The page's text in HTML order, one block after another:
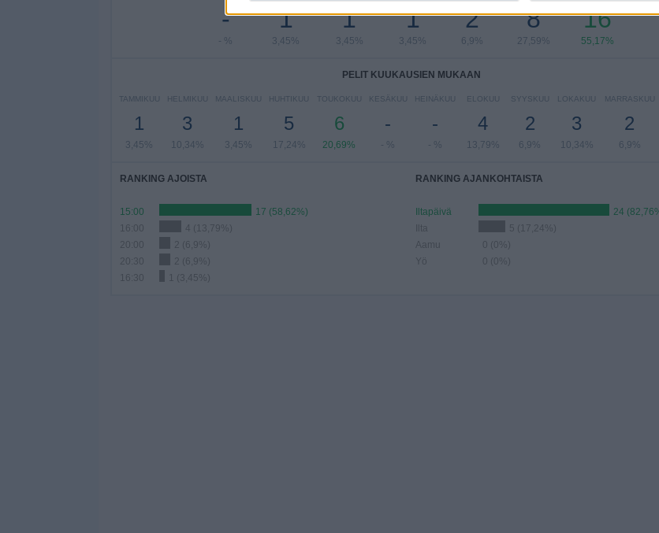
-
- %
1
3,45%
1
3,45%
1
3,45%
2
6,9%
8
27,59%
16
55,17%
PELIT KUUKAUSIEN MUKAAN
TAMMIKUU
1
3,45%
HELMIKUU
3
10,34%
MAALISKUU
1
3,45%
HUHTIKUU
5
17,24%
TOUKOKUU
6
20,69%
KESÄKUU
-
- %
HEINÄKUU
-
- %
ELOKUU
4
13,79%
SYYSKUU
2
6,9%
LOKAKUU
3
10,34%
MARRASKUU
2
6,9%
RANKING AJOISTA
15:00
17 (58,62%)
16:00
4 (13,79%)
20:00
2 (6,9%)
20:30
2 (6,9%)
16:30
1 (3,45%)
RANKING AJANKOHTAISTA
Iltapäivä
24
Ilta
5 (17,24%)
Aamu
0 (0%)
Yö
0 (0%)